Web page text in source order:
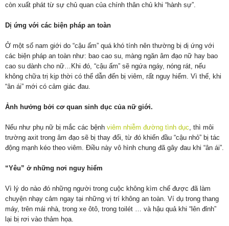
còn xuất phát từ sự chủ quan của chính thân chủ khi “hành sự”.
Dị ứng với các biện pháp an toàn
Ở một số nam giới do “cậu ấm” quá khó tính nên thường bị dị ứng với
các biện pháp an toàn như: bao cao su, màng ngăn âm đạo nữ hay bao
cao su dành cho nữ…Khi đó, “cậu ấm” sẽ ngứa ngáy, nóng rát, nếu
không chữa trị kịp thời có thể dẫn đến bị viêm, rất nguy hiểm. Vì thế, khi
“ân ái” mới có cảm giác đau.
Ảnh hưởng bởi cơ quan sinh dục của nữ giới.
Nếu như phụ nữ bị mắc các bệnh viêm nhiễm đường tình dục , thì môi
trường axit trong âm đạo sẽ bị thay đổi, từ đó khiến đầu “cậu nhỏ” bị tác
động mạnh kéo theo viêm. Điều này vô hình chung đã gây đau khi “ân ái”.
“Yêu” ở những nơi nguy hiểm
Vì lý do nào đó những người trong cuộc không kìm chế được đã làm
chuyện nhạy cảm ngay tại những vị trí không an toàn. Ví dụ trong thang
máy, trên mái nhà, trong xe ôtô, trong toilét … và hậu quả khi “lên đỉnh”
lại bị rơi vào thảm họa.